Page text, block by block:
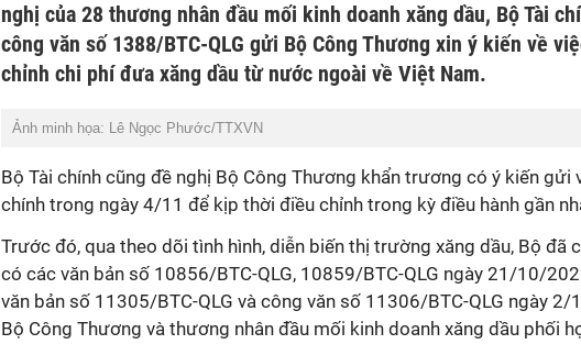
nghị của 28 thương nhân đầu mối kinh doanh xăng dầu, Bộ Tài
công văn số 1388/BTC-QLG gửi Bộ Công Thương xin ý kiến về
chỉnh chi phí đưa xăng dầu từ nước ngoài về Việt Nam.
Ảnh minh họa: Lê Ngọc Phước/TTXVN
Bộ Tài chính cũng đề nghị Bộ Công Thương khẩn trương có ý kiến gửi
chính trong ngày 4/11 để kịp thời điều chỉnh trong kỳ điều hành gần
Trước đó, qua theo dõi tình hình, diễn biến thị trường xăng dầu, Bộ đã
có các văn bản số 10856/BTC-QLG, 10859/BTC-QLG ngày 21/10/
văn bản số 11305/BTC-QLG và công văn số 11306/BTC-QLG ngày 2/
Bộ Công Thương và thương nhân đầu mối kinh doanh xăng dầu phối